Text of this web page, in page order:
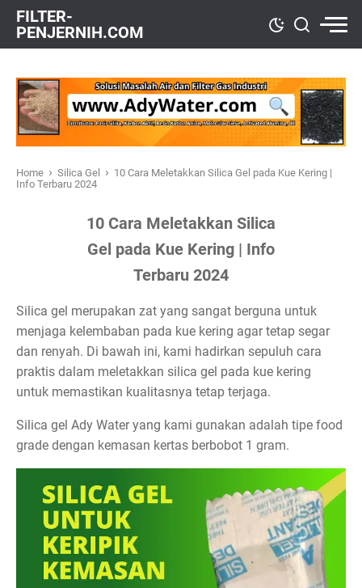
FILTER-
PENJERNIH.COM
Home › Silica Gel › 10 Cara Meletakkan Silica Gel pada Kue Kering |
Info Terbaru 2024
10 Cara Meletakkan Silica
Gel pada Kue Kering | Info
Terbaru 2024
Silica gel merupakan zat yang sangat berguna untuk
menjaga kelembaban pada kue kering agar tetap segar
dan renyah. Di bawah ini, kami hadirkan sepuluh cara
praktis dalam meletakkan silica gel pada kue kering
untuk memastikan kualitasnya tetap terjaga.
Silica gel Ady Water yang kami gunakan adalah tipe food
grade dengan kemasan kertas berbobot 1 gram.